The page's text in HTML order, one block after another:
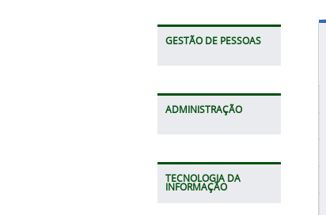
GESTÃO DE PESSOAS
ADMINISTRAÇÃO
TECNOLOGIA DA
INFORMAÇÃO